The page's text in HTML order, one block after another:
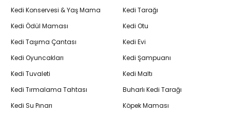
Kedi Konservesi & Yaş Mama
Kedi Ödül Maması
Kedi Taşıma Çantası
Kedi Oyuncakları
Kedi Tuvaleti
Kedi Tırmalama Tahtası
Kedi Su Pınarı
Kedi Tarağı
Kedi Otu
Kedi Evi
Kedi Şampuanı
Kedi Maltı
Buharlı Kedi Tarağı
Köpek Maması